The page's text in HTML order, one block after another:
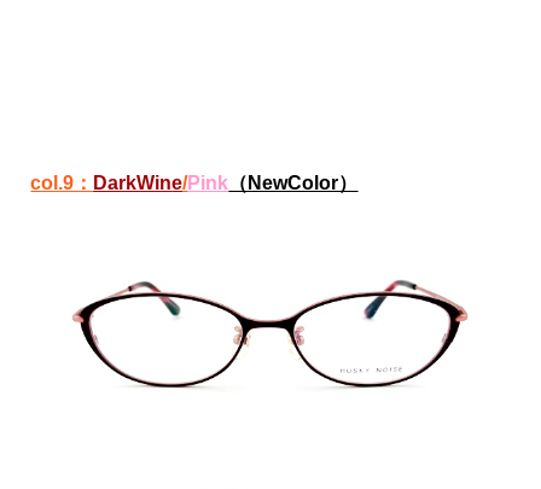
col.9： DarkWine/Pink （NewColor）